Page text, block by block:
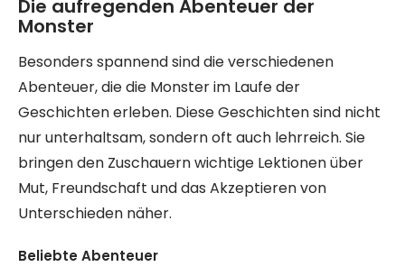
Die aufregenden Abenteuer der
Monster
Besonders spannend sind die verschiedenen
Abenteuer, die die Monster im Laufe der
Geschichten erleben. Diese Geschichten sind nicht
nur unterhaltsam, sondern oft auch lehrreich. Sie
bringen den Zuschauern wichtige Lektionen über
Mut, Freundschaft und das Akzeptieren von
Unterschieden näher.
Beliebte Abenteuer